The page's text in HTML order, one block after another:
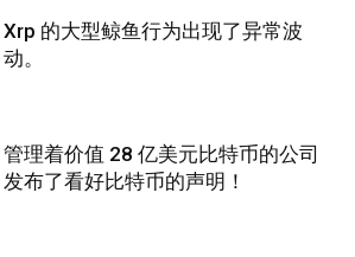
Xrp 的大型鲸鱼行为出现了异常波
动。
管理着价值 28 亿美元比特币的公司
发布了看好比特币的声明！